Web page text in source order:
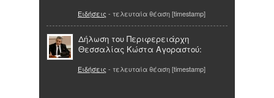
Ειδήσεις - τελευταία θέαση [timestamp]
Δήλωση του Περιφερειάρχη
Θεσσαλίας Κώστα Αγοραστού:
Ειδήσεις - τελευταία θέαση [timestamp]